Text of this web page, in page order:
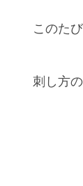
このた
刺し方